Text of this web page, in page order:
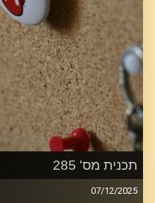
תכנית מס' 285
07/12/2025